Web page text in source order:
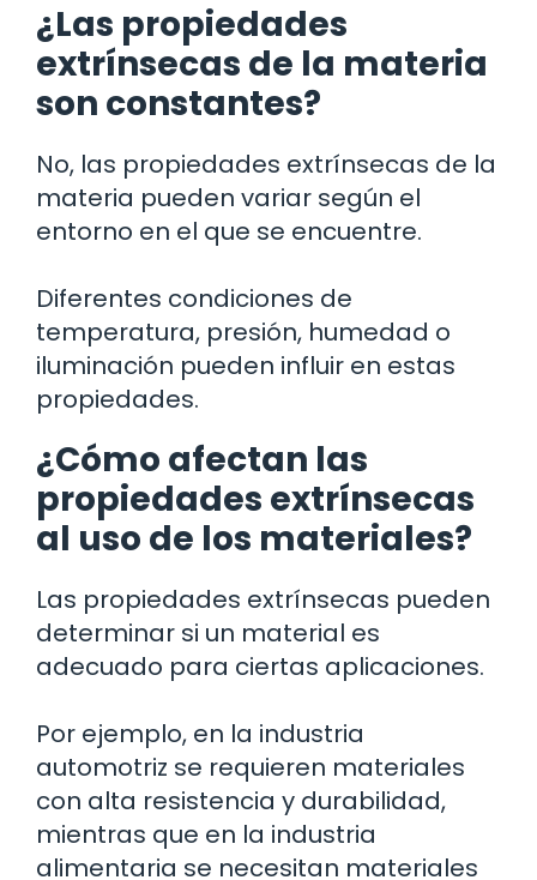
¿Las propiedades
extrínsecas de la materia
son constantes?
No, las propiedades extrínsecas de la
materia pueden variar según el
entorno en el que se encuentre.
Diferentes condiciones de
temperatura, presión, humedad o
iluminación pueden influir en estas
propiedades.
¿Cómo afectan las
propiedades extrínsecas
al uso de los materiales?
Las propiedades extrínsecas pueden
determinar si un material es
adecuado para ciertas aplicaciones.
Por ejemplo, en la industria
automotriz se requieren materiales
con alta resistencia y durabilidad,
mientras que en la industria
alimentaria se necesitan materiales